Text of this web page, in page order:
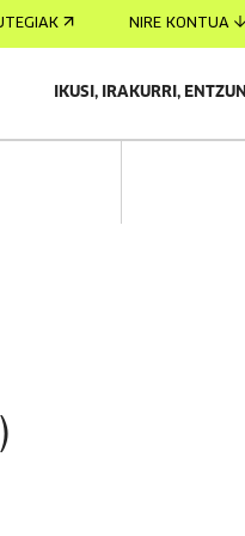
NIRE KONTUA
IKUSI, IRAKURRI, ENTZUN